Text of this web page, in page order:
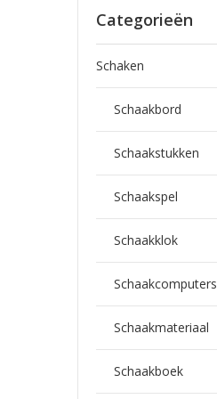
Categorieën
Schaken
Schaakbord
Schaakstukken
Schaakspel
Schaakklok
Schaakcomputers
Schaakmateriaal
Schaakboek